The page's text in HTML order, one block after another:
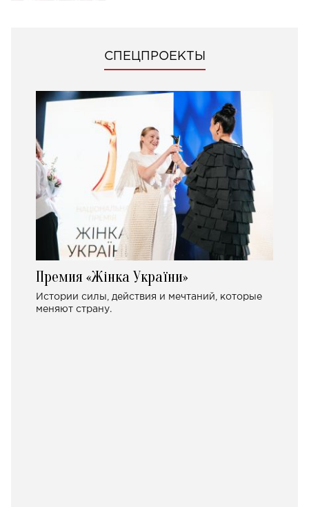
СПЕЦПРОЕКТЫ
Премия «Жінка України»
Истории силы, действия и мечтаний, которые
меняют страну.